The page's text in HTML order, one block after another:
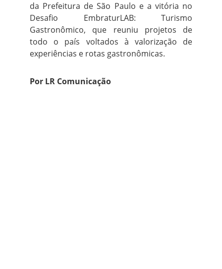
da Prefeitura de São Paulo e a vitória no
Desafio EmbraturLAB: Turismo
Gastronômico, que reuniu projetos de
todo o país voltados à valorização de
experiências e rotas gastronômicas.
Por LR Comunicação